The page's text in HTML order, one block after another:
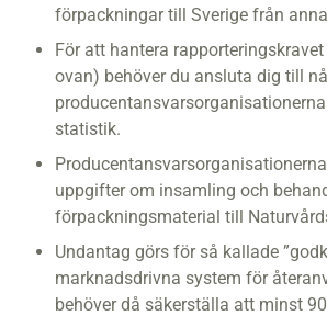
förpackningar till Sverige från
För att hantera
ovan) behöver du ansluta dig till
statistik.
uppgifter om insamling och
förpackningsmaterial till
Undantag görs för så kallade
marknadsdrivna system för
behöver då säkerställa att minst